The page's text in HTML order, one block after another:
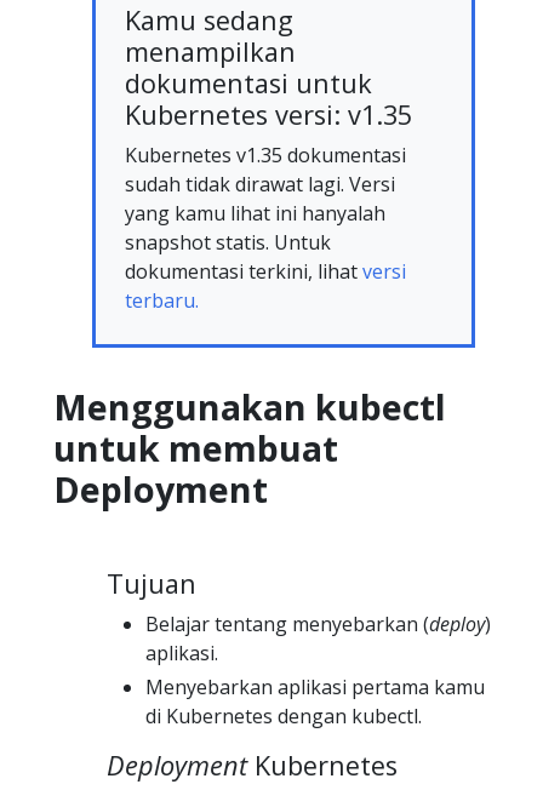
Kamu sedang
menampilkan
dokumentasi untuk
Kubernetes versi: v1.35
Kubernetes v1.35 dokumentasi
sudah tidak dirawat lagi. Versi
yang kamu lihat ini hanyalah
snapshot statis. Untuk
dokumentasi terkini, lihatversi
terbaru.
Menggunakan kubectl
untuk membuat
Deployment
Tujuan
Belajar tentang menyebarkan (deploy)
aplikasi.
Menyebarkan aplikasi pertama kamu
di Kubernetes dengan kubectl.
DeploymentKubernetes